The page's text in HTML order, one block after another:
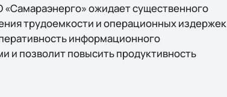
ожидает существенного
трудоемкости и операционных издержек
информационного
и позволит повысить продуктивность